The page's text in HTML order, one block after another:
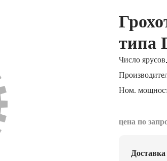
типа
Число ярусов
Ном.
цена по
Доставка